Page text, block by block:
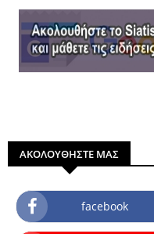
ΑΚΟΛΟΥΘΗΣΤΕ ΜΑΣ
facebook